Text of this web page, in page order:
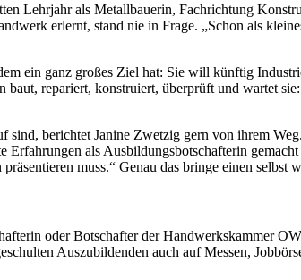
Lehrjahr als Metallbauerin, Fachrichtung
erlernt, stand nie in Frage. „Schon als
ein ganz großes Ziel hat: Sie will künftig
repariert, konstruiert, überprüft und wartet
sind, berichtet Janine Zwetzig gern von ihrem
als Ausbildungsbotschafterin
muss.“ Genau das bringe einen selbst
oder Botschafter der Handwerkskammer
Auszubildenden auch auf Messen,